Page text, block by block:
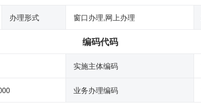
办理形式 窗口办理,网上办理
编码代码
实施主体编码
业务办理编码